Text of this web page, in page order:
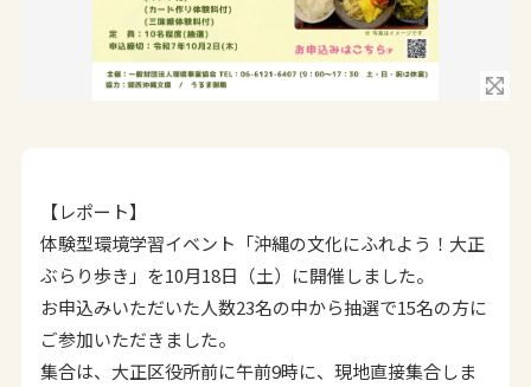
【レポート】
体験型環境学習イベント「沖縄の文化にふれよう！大正
ぶらり歩き」を10月18日（土）に開催しました。
お申込みいただいた人数23名の中から抽選で15名の方に
ご参加いただきました。
集合は、大正区役所前に午前9時に、現地直接集合しま